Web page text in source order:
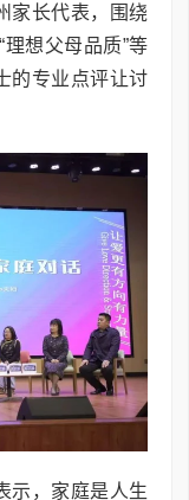
家长代表，围绕
理想父母品质”等
的专业点评让讨
示，家庭是人生